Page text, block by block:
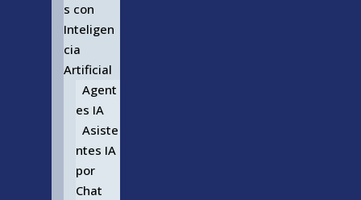
s con
Inteligen
cia
Artificial
Agent
es IA
Asiste
ntes IA
por
Chat